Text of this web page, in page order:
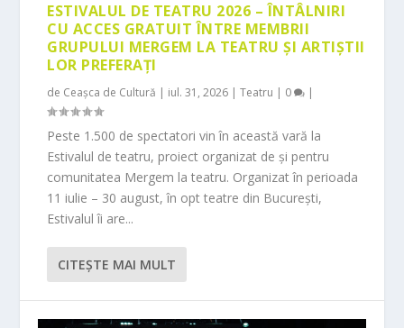
ESTIVALUL DE TEATRU 2026 – ÎNTÂLNIRI
CU ACCES GRATUIT ÎNTRE MEMBRII
GRUPULUI MERGEM LA TEATRU ȘI ARTIȘTII
LOR PREFERAȚI
de Ceașca de Cultură | iul. 31, 2026 |Teatru | 0 |
Peste 1.500 de spectatori vin în această vară la
Estivalul de teatru, proiect organizat de și pentru
comunitatea Mergem la teatru. Organizat în perioada
11 iulie – 30 august, în opt teatre din București,
Estivalul îi are...
CITEŞTE MAI MULT